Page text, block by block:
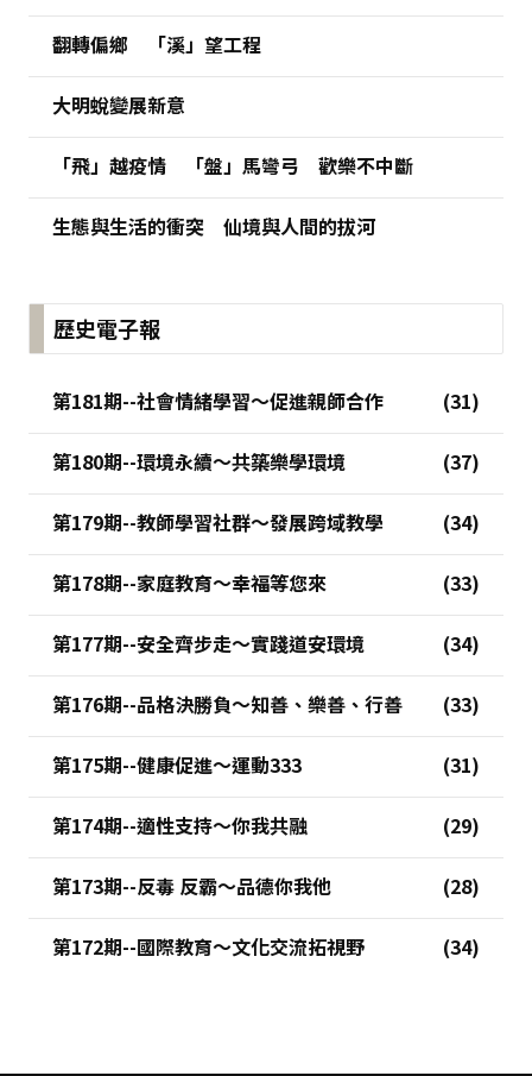
翻轉偏鄉 「溪」望工程
大明蛻變展新意
「飛」越疫情 「盤」馬彎弓 歡樂不中斷
生態與生活的衝突 仙境與人間的拔河
歷史電子報
第181期--社會情緒學習～促進親師合作
第180期--環境永續～共築樂學環境
第179期--教師學習社群～發展跨域教學
第178期--家庭教育～幸福等您來
第177期--安全齊步走～實踐道安環境
第176期--品格決勝負～知善、樂善、行善
第175期--健康促進～運動333
第174期--適性支持～你我共融
第173期--反毒 反霸～品德你我他
第172期--國際教育～文化交流拓視野